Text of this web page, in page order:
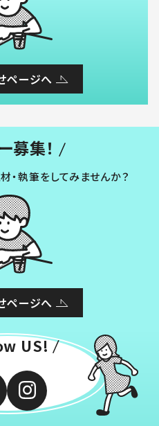
ページへ
募集！
・執筆をしてみませんか？
ページへ
US!